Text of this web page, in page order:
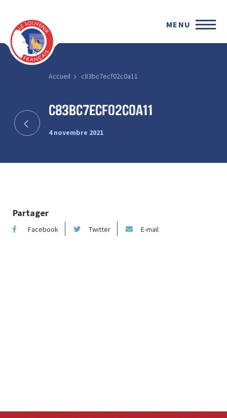
MENU
Accueil c83bc7ecf02c0a11
c83bc7ecf02c0a11
4 novembre 2021
Partager
Facebook Twitter E-mail